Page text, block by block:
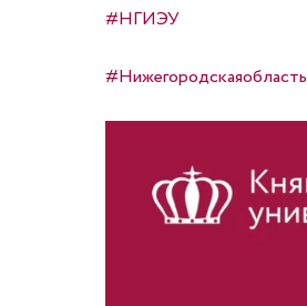
#НГИЭУ
#Нижегородскаяобласть